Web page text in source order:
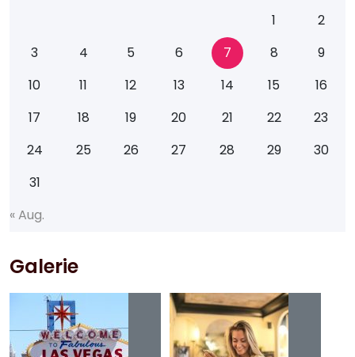
1
2
3
4 5 6 7 8
9
10
11 12 13 14 15
16
17
18 19 20 21 22
23
24
25 26 27 28 29
30
31
«Aug.
Galerie